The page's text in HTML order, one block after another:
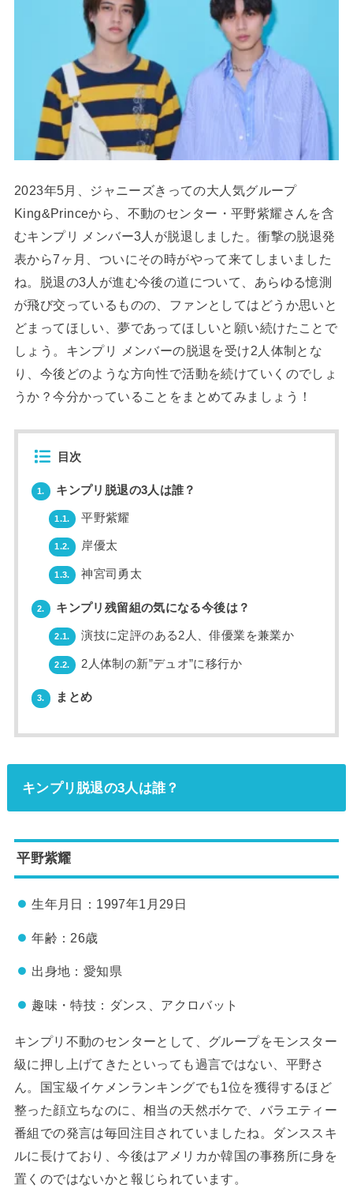
2023年5月、ジャニーズきっての大人気グループ
King&Princeから、不動のセンター・平野紫耀さんを含
むキンプリ メンバー3人が脱退しました。衝撃の脱退発
表から7ヶ月、ついにその時がやって来てしまいました
ね。脱退の3人が進む今後の道について、あらゆる憶測
が飛び交っているものの、ファンとしてはどうか思いと
どまってほしい、夢であってほしいと願い続けたことで
しょう。キンプリ メンバーの脱退を受け2人体制とな
り、今後どのような方向性で活動を続けていくのでしょ
うか？今分かっていることをまとめてみましょう！
目次
1. キンプリ脱退の3人は誰？
1.1. 平野紫耀
1.2. 岸優太
1.3. 神宮司勇太
2. キンプリ残留組の気になる今後は？
2.1. 演技に定評のある2人、俳優業を兼業か
2.2. 2人体制の新”デュオ”に移行か
3. まとめ
キンプリ脱退の3人は誰？
平野紫耀
生年月日：1997年1月29日
年齢：26歳
出身地：愛知県
趣味・特技：ダンス、アクロバット
キンプリ不動のセンターとして、グループをモンスター
級に押し上げてきたといっても過言ではない、平野さ
ん。国宝級イケメンランキングでも1位を獲得するほど
整った顔立ちなのに、相当の天然ボケで、バラエティー
番組での発言は毎回注目されていましたね。ダンススキ
ルに長けており、今後はアメリカか韓国の事務所に身を
置くのではないかと報じられています。